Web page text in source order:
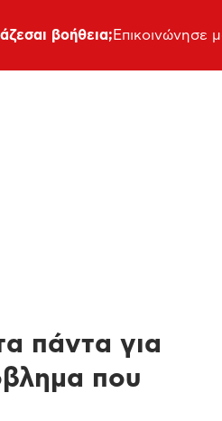
βοήθεια; Επικοινώνησε
πάντα για
που